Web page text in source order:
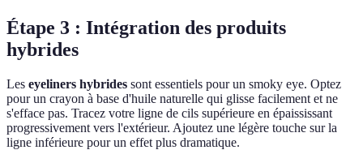
Étape 3 : Intégration des produits
hybrides
Les eyeliners hybrides sont essentiels pour un smoky eye. Optez
pour un crayon à base d'huile naturelle qui glisse facilement et ne
s'efface pas. Tracez votre ligne de cils supérieure en épaississant
progressivement vers l'extérieur. Ajoutez une légère touche sur la
ligne inférieure pour un effet plus dramatique.